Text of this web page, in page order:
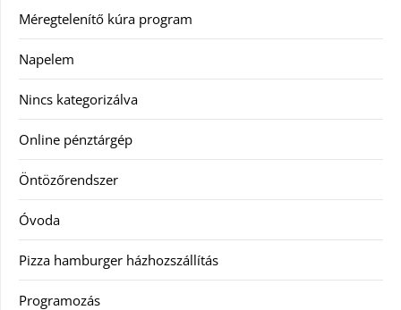
Méregtelenítő kúra program
Napelem
Nincs kategorizálva
Online pénztárgép
Öntözőrendszer
Óvoda
Pizza hamburger házhozszállítás
Programozás